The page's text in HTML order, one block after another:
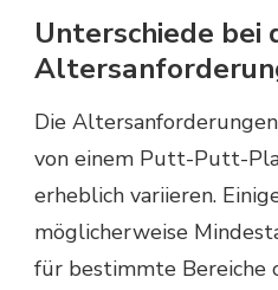
Unterschiede bei
Die
von einem Putt-Putt-
erheblich variieren.
möglicherweise
für bestimmte Bereiche